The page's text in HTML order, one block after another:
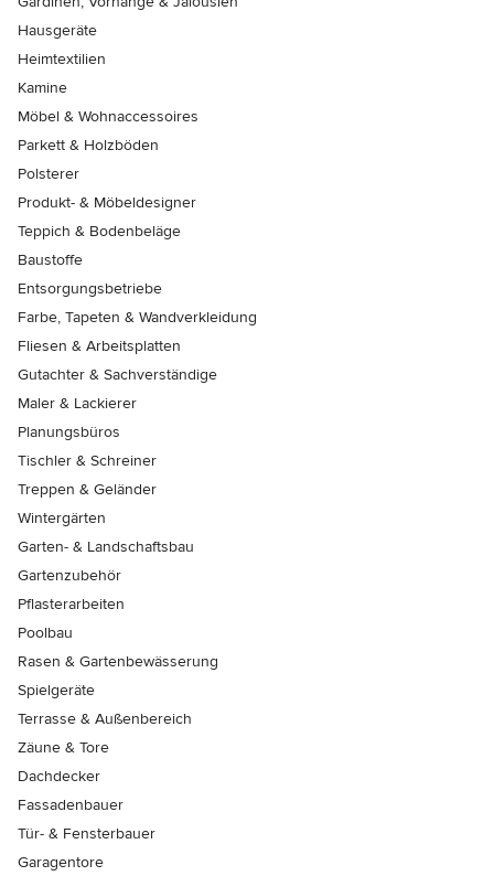
Hausgeräte
Heimtextilien
Kamine
Möbel & Wohnaccessoires
Parkett & Holzböden
Polsterer
Produkt- & Möbeldesigner
Teppich & Bodenbeläge
Baustoffe
Entsorgungsbetriebe
Farbe, Tapeten & Wandverkleidung
Fliesen & Arbeitsplatten
Gutachter & Sachverständige
Maler & Lackierer
Planungsbüros
Tischler & Schreiner
Treppen & Geländer
Wintergärten
Garten- & Landschaftsbau
Gartenzubehör
Pflasterarbeiten
Poolbau
Rasen & Gartenbewässerung
Spielgeräte
Terrasse & Außenbereich
Zäune & Tore
Dachdecker
Fassadenbauer
Tür- & Fensterbauer
Garagentore